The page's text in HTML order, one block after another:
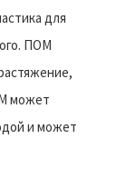
для
ПОМ
может
и может